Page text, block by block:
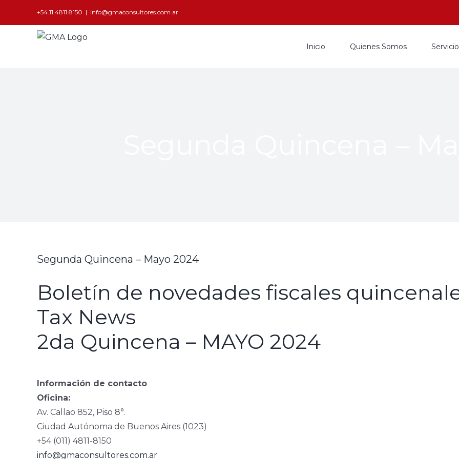
+54.11.4811.8150 | info@gmaconsultores.com.ar
Inicio Quienes Somos
Segunda Quincena – Mayo 2024
Boletín de novedades fiscales
Tax News
2da Quincena – MAYO 2024
Información de contacto
Oficina:
Av. Callao 852, Piso 8°.
Ciudad Autónoma de Buenos Aires (1023)
+54 (011) 4811-8150
info@gmaconsultores.com.ar